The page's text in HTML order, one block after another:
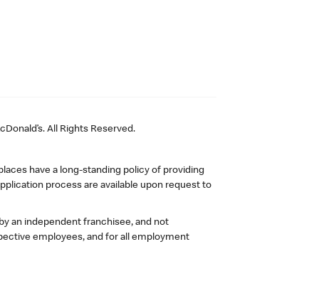
All Rights Reserved.
have a long-standing policy of providing
process are available upon request to
an independent franchisee, and not
employees, and for all employment